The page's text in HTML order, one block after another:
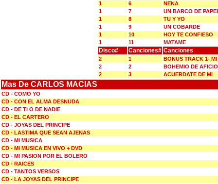
1
6
NENA
1
7
UN BARCO DE
1
8
TU Y YO
1
9
UN COBARDE
1
10
HOY TE CONFIESO
1
11 MATAME
Disco# Canciones# Canciones
2 1
BONUS TRACK 1-
2
2
BOHEMIO DE
2
3 ACUERDATE DE MI
Mas De CARLOS MACIAS
CD - COMO YO
CD - CON EL ALMA DESNUDA
CD - DE TI O DE NADIE
CD - EL CARTERO
CD - JOYAS DEL PRINCIPE
CD - LASTIMA QUE SEAN AJENAS
CD - MI MUSICA
CD - MI MUSICA EN VIVO + DVD
CD - MI PASION POR EL BOLERO
CD - RAICES
CD - TANTOS VERSOS
CD - LA JOYAS DEL PRINCIPE